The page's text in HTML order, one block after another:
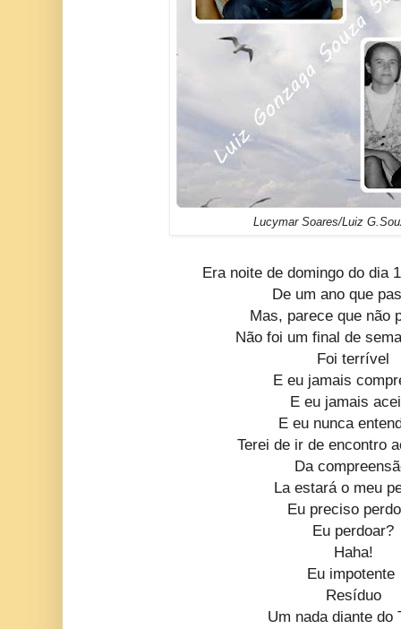
Lucymar Soares/Luiz
Era noite de domingo do dia
De um ano que
Mas, parece que não
Não foi um final de
Foi terrível
E eu jamais
E eu jamais
E eu nunca
Terei de ir de encontro
Da
La estará o meu
Eu preciso
Eu perdoar?
Haha!
Eu impotente
Resíduo
Um nada diante do